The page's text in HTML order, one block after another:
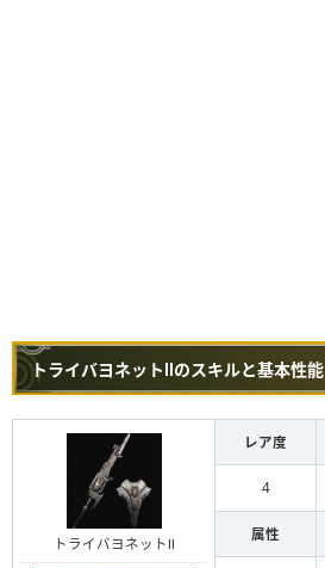
トライバヨネットⅡのスキルと基本性能
トライバヨネットⅡ
レア度
4
属性